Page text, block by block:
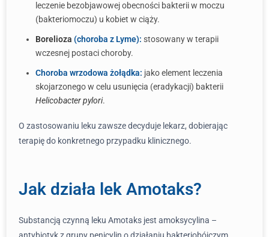
leczenie bezobjawowej obecności bakterii w moczu
(bakteriomoczu) u kobiet w ciąży.
Borelioza (choroba z Lyme): stosowany w terapii
wczesnej postaci choroby.
Choroba wrzodowa żołądka: jako element leczenia
skojarzonego w celu usunięcia (eradykacji) bakterii
Helicobacter pylori.
O zastosowaniu leku zawsze decyduje lekarz, dobierając
terapię do konkretnego przypadku klinicznego.
Jak działa lek Amotaks?
Substancją czynną leku Amotaks jest amoksycylina –